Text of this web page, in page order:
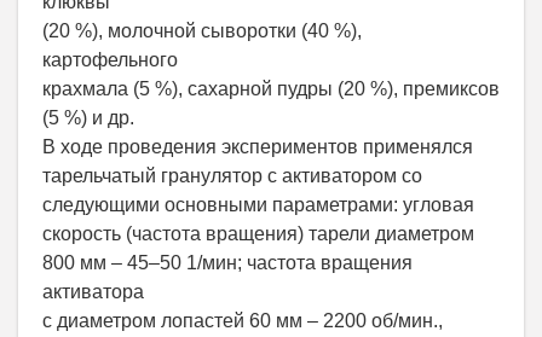
(20 %), молочной сыворотки (40 %),
картофельного
крахмала (5 %), сахарной пудры (20 %), премиксов
(5 %) и др.
В ходе проведения экспериментов применялся
тарельчатый гранулятор с активатором со
следующими основными параметрами: угловая
скорость (частота вращения) тарели диаметром
800 мм – 45–50 1/мин; частота вращения
активатора
с диаметром лопастей 60 мм – 2200 об/мин.,